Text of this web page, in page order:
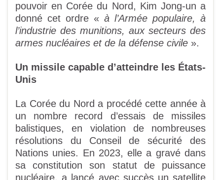
pouvoir en Corée du Nord, Kim Jong-un a
donné cet ordre « à l’Armée populaire, à
l’industrie des munitions, aux secteurs des
armes nucléaires et de la défense civile ».
Un missile capable d’atteindre les États-
Unis
La Corée du Nord a procédé cette année à
un nombre record d’essais de missiles
balistiques, en violation de nombreuses
résolutions du Conseil de sécurité des
Nations unies. En 2023, elle a gravé dans
sa constitution son statut de puissance
nucléaire, a lancé avec succès un satellite